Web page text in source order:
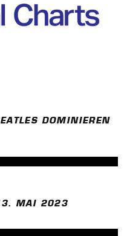
DOMINIEREN
MAI 2023